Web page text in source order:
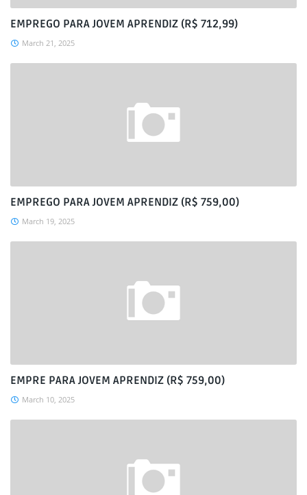
EMPREGO PARA JOVEM APRENDIZ (R$ 712,99)
March 21, 2025
EMPREGO PARA JOVEM APRENDIZ (R$ 759,00)
March 19, 2025
EMPRE PARA JOVEM APRENDIZ (R$ 759,00)
March 10, 2025